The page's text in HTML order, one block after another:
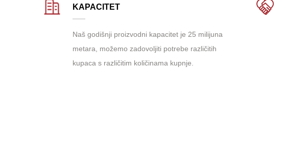
KAPACITET
Naš godišnji proizvodni kapacitet je 25 milijuna
metara, možemo zadovoljiti potrebe različitih
kupaca s različitim količinama kupnje.